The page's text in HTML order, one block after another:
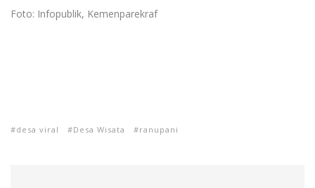
Foto: Infopublik, Kemenparekraf
desa viral Desa Wisata ranupani